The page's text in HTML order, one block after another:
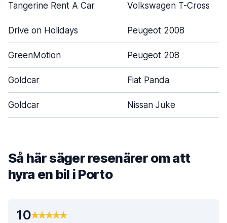
Tangerine Rent A Car Volkswagen T-Cross
Drive on Holidays Peugeot 2008
GreenMotion Peugeot 208
Goldcar Fiat Panda
Goldcar Nissan Juke
Så här säger resenärer om att
hyra en bil i Porto
10